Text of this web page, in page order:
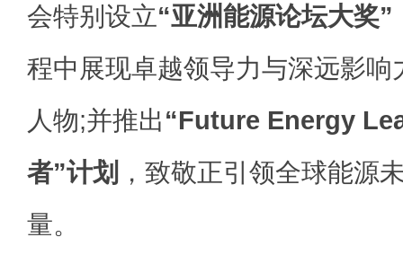
会特别设立“亚洲能源论坛大奖”
程中展现卓越领导力与深远影响
人物;并推出“Future Energy
者”计划 ，致敬正引领全球能源
量。